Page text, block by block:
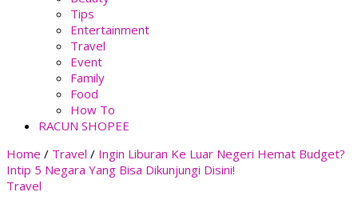
Tips
Entertainment
Travel
Event
Family
Food
How To
RACUN SHOPEE
Home / Travel / Ingin Liburan Ke Luar Negeri Hemat Budget?
Intip 5 Negara Yang Bisa Dikunjungi Disini!
Travel